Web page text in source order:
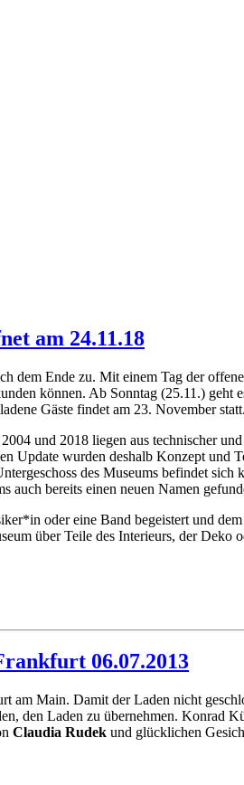
am 24.11.18
dem Ende zu. Mit einem Tag der
können. Ab Sonntag (25.11.) geht
Gäste findet am 23. November statt.
und 2018 liegen aus technischer
Update wurden deshalb Konzept und
des Museums befindet
auch bereits einen neuen Namen
oder eine Band begeistert und
über Teile des Interieurs, der Deko
06.07.2013
am Main. Damit der Laden nicht
den Laden zu übernehmen. Konrad
Claudia Rudek und glücklichen